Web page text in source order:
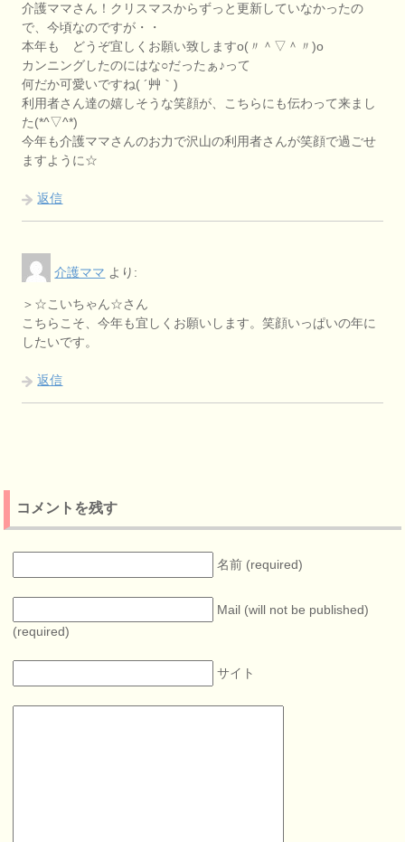
介護ママさん！クリスマスからずっと更新していなかったの
で、今頃なのですが・・
本年も どうぞ宜しくお願い致しますo(〃＾▽＾〃)o
カンニングしたのにはな○だったぁ♪って
何だか可愛いですね( ´艸｀)
利用者さん達の嬉しそうな笑顔が、こちらにも伝わって来まし
た(*^▽^*)
今年も介護ママさんのお力で沢山の利用者さんが笑顔で過ごせ
ますように☆
返信
介護ママ より:
＞☆こいちゃん☆さん
こちらこそ、今年も宜しくお願いします。笑顔いっぱいの年に
したいです。
返信
コメントを残す
名前 (required)
Mail (will not be published)
(required)
サイト